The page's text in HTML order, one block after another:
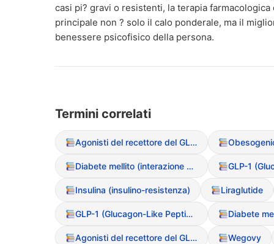
casi pi? gravi o resistenti, la terapia farmacologica
principale non ? solo il calo ponderale, ma il
benessere psicofisico della persona.
Termini correlati
Agonisti del recettore del GLP-1
Diabete mellito (interazione con DCA)
Insulina (insulino-resistenza) Liraglutide
GLP-1 (Glucagon-Like Peptide-1)
Agonisti del recettore del GLP-1 Wegovy